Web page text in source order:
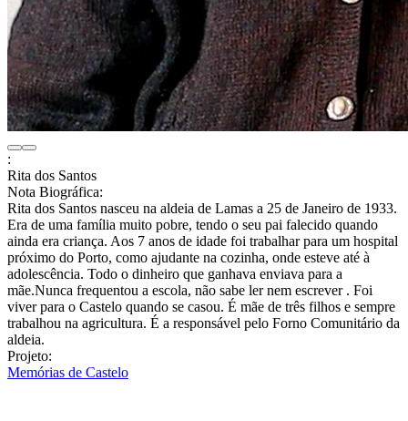
:
Rita dos Santos
Nota Biográfica:
Rita dos Santos nasceu na aldeia de Lamas a 25 de Janeiro de 1933.
Era de uma família muito pobre, tendo o seu pai falecido quando
ainda era criança. Aos 7 anos de idade foi trabalhar para um hospital
próximo do Porto, como ajudante na cozinha, onde esteve até à
adolescência. Todo o dinheiro que ganhava enviava para a
mãe.Nunca frequentou a escola, não sabe ler nem escrever . Foi
viver para o Castelo quando se casou. É mãe de três filhos e sempre
trabalhou na agricultura. É a responsável pelo Forno Comunitário da
aldeia.
Projeto:
Memórias de Castelo